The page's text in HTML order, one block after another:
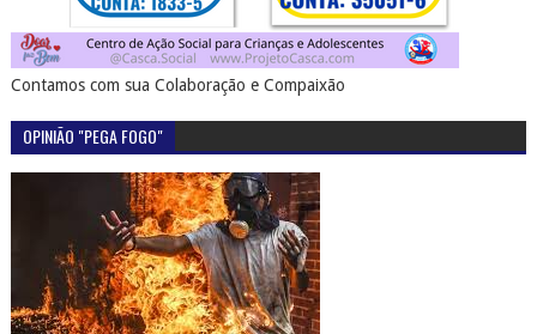
Contamos com sua Colaboração e Compaixão
OPINIÃO "PEGA FOGO"